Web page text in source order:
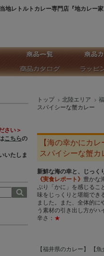
トルトカレー専門店『地カレー家
さい＞
こちらの
いたしま
トップ 北陸エリア
スパイシーな蟹カレー
【海の幸かにカレ
スパイシーな蟹カ
新鮮な海の幸と、じっく
《実食レポート》 豊かな
ぷり「かに」を感じるこ
味をじっくりと堪能でき
ました。また、全体的に
う素材の引き出し方がハ
辛さ： ★
【福井県のカレー】 【魚